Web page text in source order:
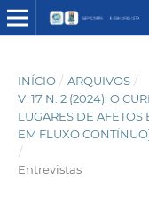
INÍCIO / ARQUIVOS /
V. 17 N. 2 (2024): O
LUGARES DE
EM FLUXO
/
Entrevistas